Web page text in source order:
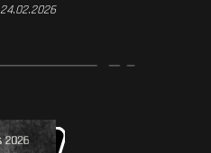
24.02.2026